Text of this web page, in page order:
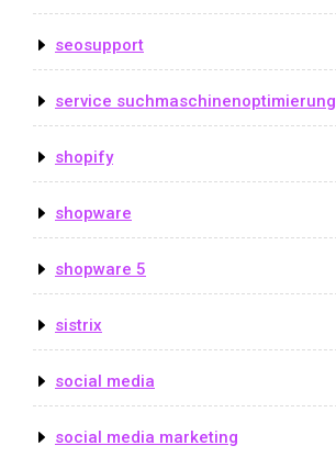
seosupport
service suchmaschinenoptimierung
shopify
shopware
shopware 5
sistrix
social media
social media marketing